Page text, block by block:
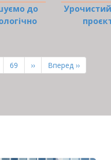
до
Page
69
Наступна
сторінка
››
Остання
сторінка
Вперед ››